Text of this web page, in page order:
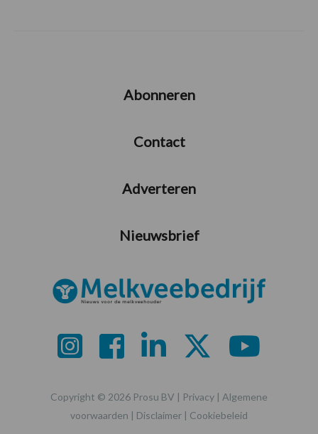
Abonneren
Contact
Adverteren
Nieuwsbrief
Copyright © 2026 Prosu BV | Privacy | Algemene
voorwaarden | Disclaimer | Cookiebeleid